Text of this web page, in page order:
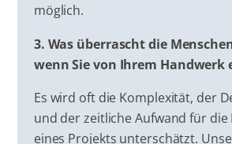
möglich.
3. Was überrascht die
wenn Sie von Ihrem Handwerk
Es wird oft die Komplexität, der
und der zeitliche Aufwand für
eines Projekts unterschätzt.